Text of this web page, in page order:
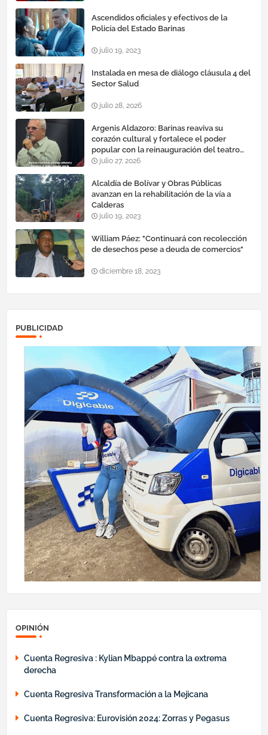
Ascendidos oficiales y efectivos de la
Policía del Estado Barinas
julio 19, 2023
Instalada en mesa de diálogo cláusula 4 del
Sector Salud
julio 28, 2026
Argenis Aldazoro: Barinas reaviva su
corazón cultural y fortalece el poder
popular con la reinauguración del teatro
esteban ruiz guevara
julio 27, 2026
Alcaldía de Bolívar y Obras Públicas
avanzan en la rehabilitación de la vía a
Calderas
julio 19, 2023
William Páez: "Continuará con recolección
de desechos pese a deuda de comercios"
diciembre 18, 2023
PUBLICIDAD
OPINIÓN
Cuenta Regresiva : Kylian Mbappé contra la extrema
derecha
Cuenta Regresiva Transformación a la Mejicana
Cuenta Regresiva: Eurovisión 2024: Zorras y Pegasus